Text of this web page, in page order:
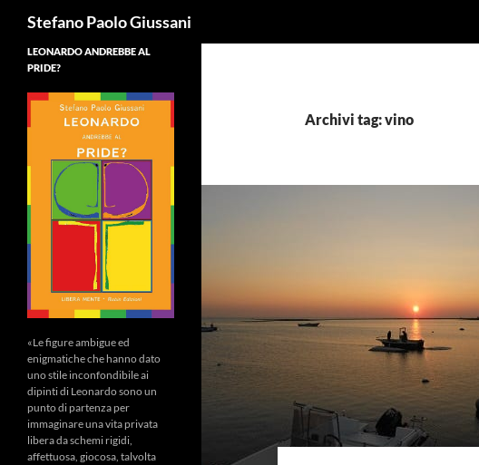
Stefano Paolo Giussani
Archivi tag: vino
LEONARDO ANDREBBE AL
PRIDE?
«Le figure ambigue ed
enigmatiche che hanno dato
uno stile inconfondibile ai
dipinti di Leonardo sono un
punto di partenza per
immaginare una vita privata
libera da schemi rigidi,
affettuosa, giocosa, talvolta